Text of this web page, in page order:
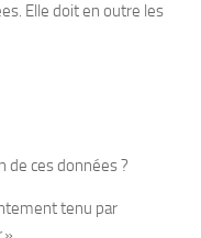
Elle doit en outre les
ces données ?
tenu par